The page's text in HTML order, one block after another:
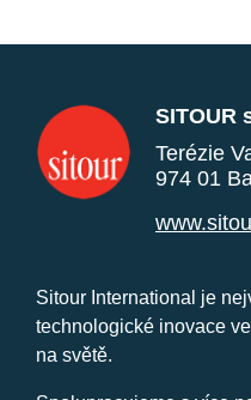
SITOUR
Terézie
974 01
Sitour International je
technologické inovace
na světě.